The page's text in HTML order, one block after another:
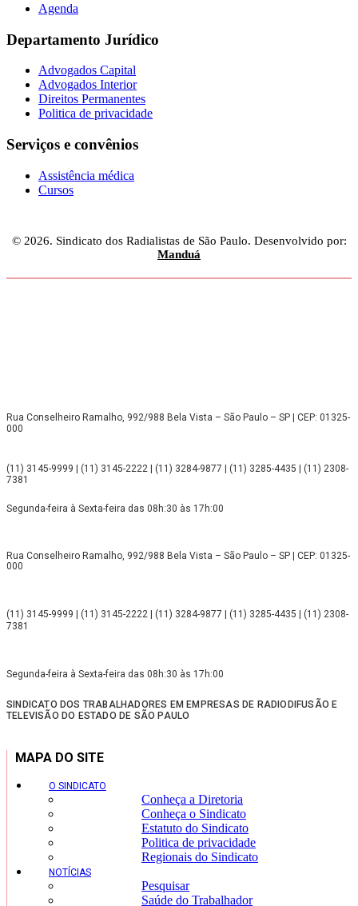
Agenda
Departamento Jurídico
Advogados Capital
Advogados Interior
Direitos Permanentes
Politica de privacidade
Serviços e convênios
Assistência médica
Cursos
© 2026. Sindicato dos Radialistas de São Paulo. Desenvolvido por:
Manduá
Rua Conselheiro Ramalho, 992/988 Bela Vista – São Paulo – SP | CEP: 01325-
000
(11) 3145-9999 | (11) 3145-2222 | (11) 3284-9877 | (11) 3285-4435 | (11) 2308-
7381
Segunda-feira à Sexta-feira das 08h:30 às 17h:00
Rua Conselheiro Ramalho, 992/988 Bela Vista – São Paulo – SP | CEP: 01325-
000
(11) 3145-9999 | (11) 3145-2222 | (11) 3284-9877 | (11) 3285-4435 | (11) 2308-
7381
Segunda-feira à Sexta-feira das 08h:30 às 17h:00
SINDICATO DOS TRABALHADORES EM EMPRESAS DE RADIODIFUSÃO E
TELEVISÃO DO ESTADO DE SÃO PAULO
MAPA DO SITE
O SINDICATO
Conheça a Diretoria
Conheça o Sindicato
Estatuto do Sindicato
Politica de privacidade
Regionais do Sindicato
NOTÍCIAS
Pesquisar
Saúde do Trabalhador